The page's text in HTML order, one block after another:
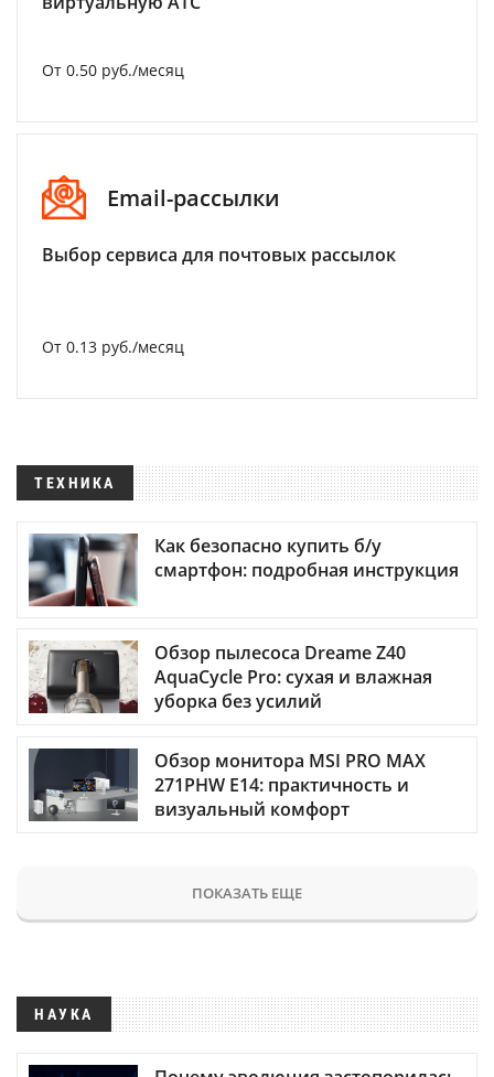
От 0.50 руб./месяц
Email-рассылки
Выбор сервиса для почтовых рассылок
От 0.13 руб./месяц
ТЕХНИКА
Как безопасно купить б/у
смартфон: подробная инструкция
Обзор пылесоса Dreame Z40
AquaCycle Pro: сухая и влажная
уборка без усилий
Обзор монитора MSI PRO MAX
271PHW E14: практичность и
визуальный комфорт
ПОКАЗАТЬ ЕЩЕ
НАУКА